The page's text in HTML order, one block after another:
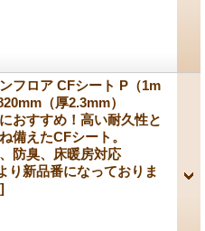
フロア CFシート P（1m
（厚2.3mm）
おすすめ！高い耐久性と
備えたCFシート。
防臭、床暖房対応
り新品番になっておりま